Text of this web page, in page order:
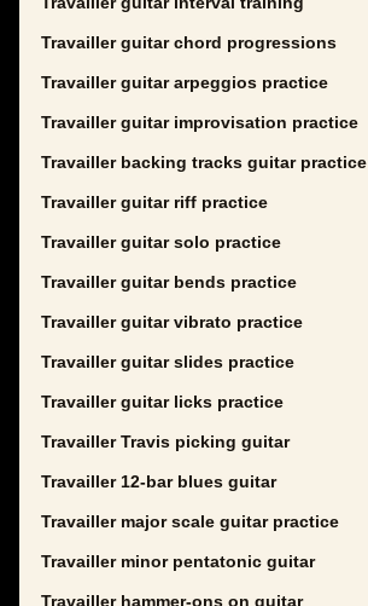
Travailler guitar chord progressions
Travailler guitar arpeggios practice
Travailler guitar improvisation practice
Travailler backing tracks guitar practice
Travailler guitar riff practice
Travailler guitar solo practice
Travailler guitar bends practice
Travailler guitar vibrato practice
Travailler guitar slides practice
Travailler guitar licks practice
Travailler Travis picking guitar
Travailler 12-bar blues guitar
Travailler major scale guitar practice
Travailler minor pentatonic guitar
Travailler hammer-ons on guitar